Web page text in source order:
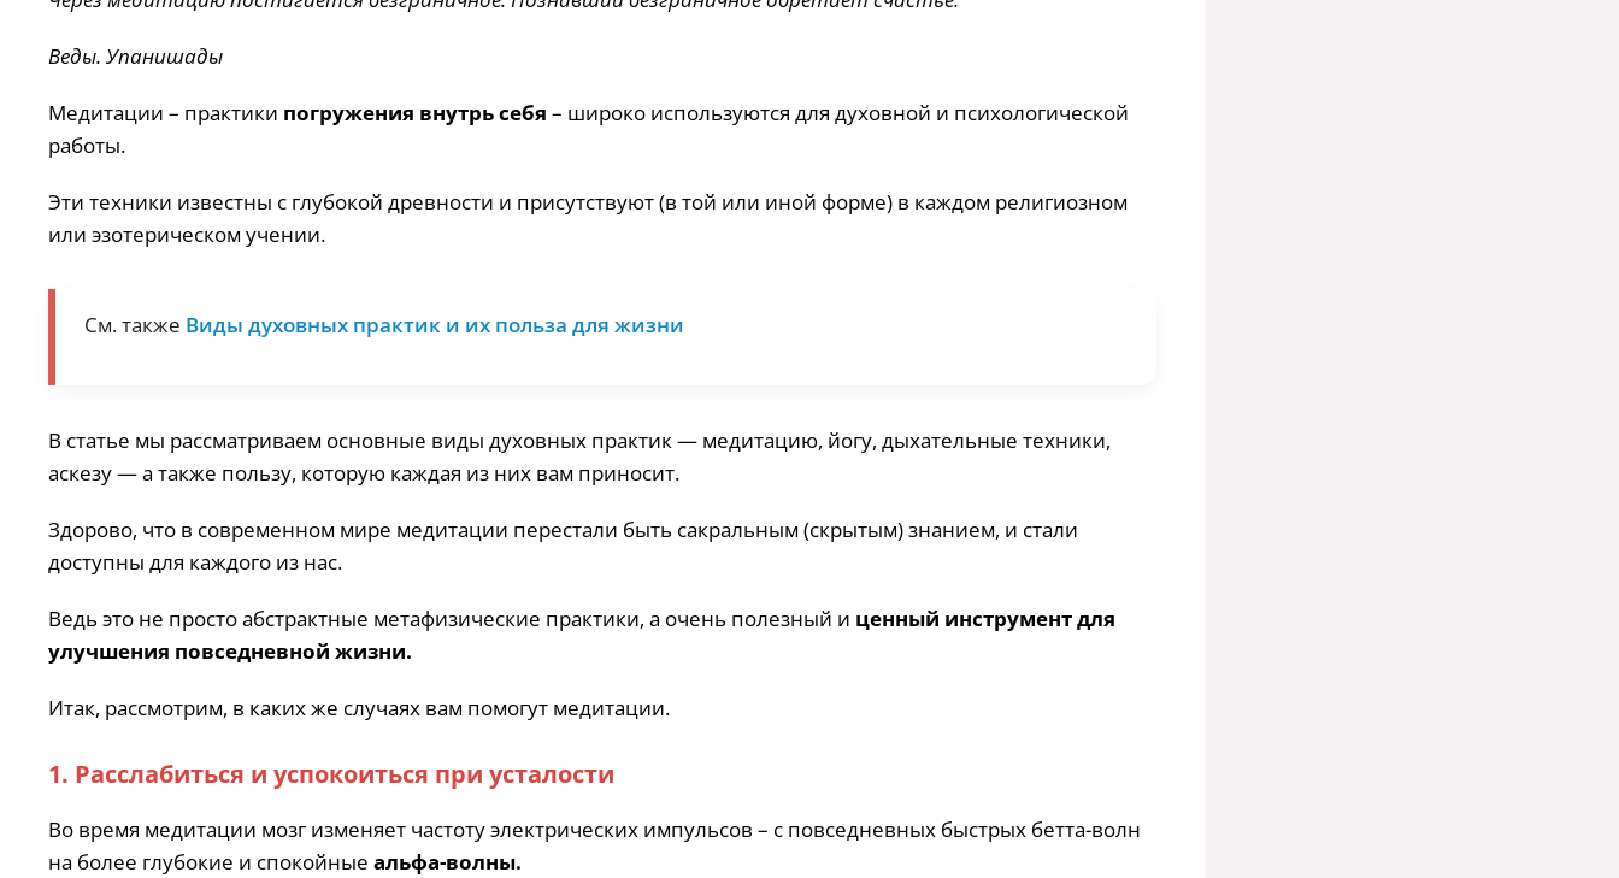
Веды. Упанишады
Медитации – практики погружения внутрь себя – широко используются для духовной и психологической
работы.
Эти техники известны с глубокой древности и присутствуют (в той или иной форме) в каждом религиозном
или эзотерическом учении.
См. также Виды духовных практик и их польза для жизни
В статье мы рассматриваем основные виды духовных практик — медитацию, йогу, дыхательные техники,
аскезу — а также пользу, которую каждая из них вам приносит.
Здорово, что в современном мире медитации перестали быть сакральным (скрытым) знанием, и стали
доступны для каждого из нас.
Ведь это не просто абстрактные метафизические практики, а очень полезный и ценный инструмент для
улучшения повседневной жизни.
Итак, рассмотрим, в каких же случаях вам помогут медитации.
1. Расслабиться и успокоиться при усталости
Во время медитации мозг изменяет частоту электрических импульсов – с повседневных быстрых бетта-волн
на более глубокие и спокойные альфа-волны.